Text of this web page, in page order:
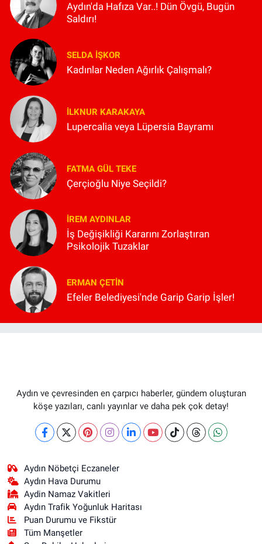
Aydın'da Hafıza Var..! Dün Övgü, Bugün
Saldırı!
SELDA İŞKOR
Kadınlar Neden Ağırlık Çalışmalı?
İLKNUR KARAKAYA
Lupercalia veya Lüpersia Bayramı
FATMA GÜL TEKE
Çerçioğlu Niye Seçildi?
İREM AYDINLAR
İş Değişikliği Kararını Zorlaştıran
Psikolojik Tuzaklar
ERMAN ÇETIN
Efeler Belediyesi'nde Garip Garip İşler!
Aydın ve çevresinden en çarpıcı haberler, gündem oluşturan
köşe yazıları, canlı yayınlar ve daha pek çok detay!
Aydın Nöbetçi Eczaneler
Aydın Hava Durumu
Aydin Namaz Vakitleri
Aydın Trafik Yoğunluk Haritası
Puan Durumu ve Fikstür
Tüm Manşetler